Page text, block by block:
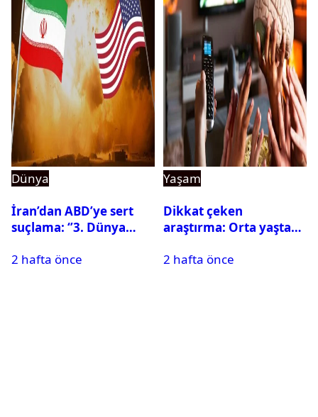
Dünya
İran’dan ABD’ye sert
suçlama: ‘’3. Dünya
silahları kullandılar’’
2 hafta önce
Yaşam
Dikkat çeken
araştırma: Orta yaşta
beyni küçültebilir
2 hafta önce